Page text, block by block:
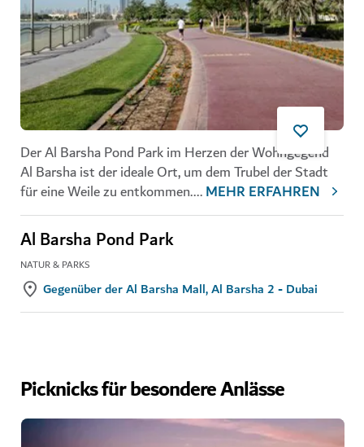
Der Al Barsha Pond Park im Herzen der Wohngegend
Al Barsha ist der ideale Ort, um dem Trubel der Stadt
für eine Weile zu entkommen....MEHR ERFAHREN
Al Barsha Pond Park
NATUR & PARKS
Gegenüber der Al Barsha Mall, Al Barsha 2 - Dubai
Picknicks für besondere Anlässe